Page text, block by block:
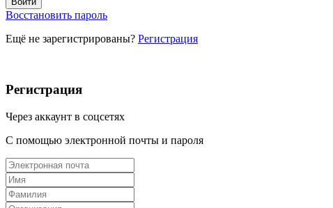
Восстановить пароль
Ещё не зарегистрированы? Регистрация
Регистрация
Через аккаунт в соцсетях
С помощью электронной почты и пароля